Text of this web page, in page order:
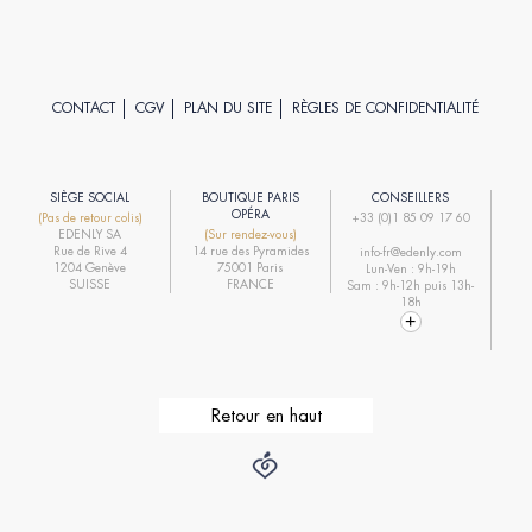
CONTACT CGV PLAN DU SITE RÈGLES DE CONFIDENTIALITÉ
SIÈGE SOCIAL
(Pas de retour colis)
EDENLY SA
Rue de Rive 4
1204 Genève
SUISSE
BOUTIQUE PARIS
OPÉRA
(Sur rendez-vous)
14 rue des Pyramides
75001 Paris
FRANCE
CONSEILLERS
+33 (0)1 85 09 17 60
info-fr@edenly.com
Lun-Ven : 9h-19h
Sam : 9h-12h puis 13h-
18h
Retour en haut